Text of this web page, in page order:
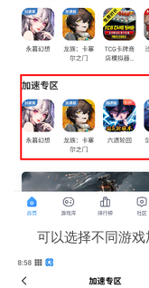
可以选择不同游戏